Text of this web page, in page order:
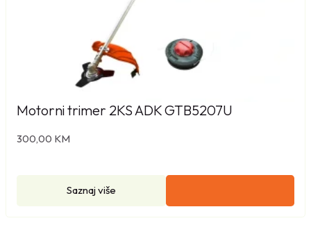
Motorni trimer 2KS ADK GTB5207U
300,00 KM
Saznaj više